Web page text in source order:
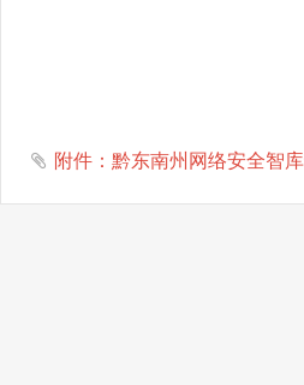
附件：黔东南州网络安全智